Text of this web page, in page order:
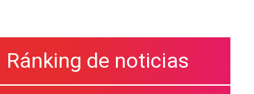
Ránking de noticias